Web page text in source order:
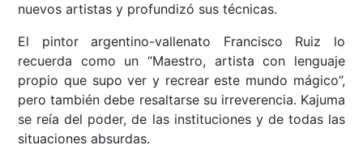
nuevos artistas y profundizó sus técnicas.
El pintor argentino-vallenato Francisco Ruiz lo
recuerda como un “Maestro, artista con lenguaje
propio que supo ver y recrear este mundo mágico”,
pero también debe resaltarse su irreverencia. Kajuma
se reía del poder, de las instituciones y de todas las
situaciones absurdas.